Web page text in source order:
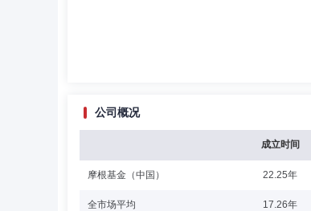
公司概况
成立时间
摩根基金（中国） 22.25年
全市场平均 17.26年